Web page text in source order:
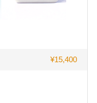
¥15,400